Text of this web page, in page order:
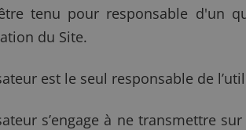
tenu pour responsable d'un
du Site.
est le seul responsable de
s’engage à ne transmettre